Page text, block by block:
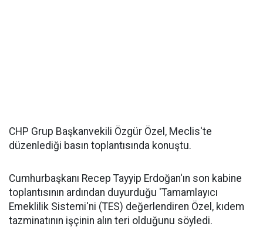
CHP Grup Başkanvekili Özgür Özel, Meclis'te
düzenlediği basın toplantısında konuştu.
Cumhurbaşkanı Recep Tayyip Erdoğan'ın son kabine
toplantısının ardından duyurduğu 'Tamamlayıcı
Emeklilik Sistemi'ni (TES) değerlendiren Özel, kıdem
tazminatının işçinin alın teri olduğunu söyledi.